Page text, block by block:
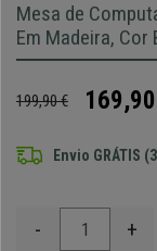
Mesa de
Em Madeira, Cor
199,90 €
Envio GRÁTIS
- +